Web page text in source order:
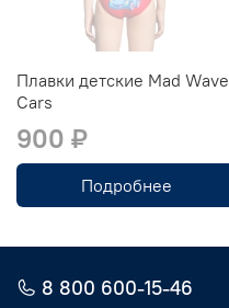
Плавки детские Mad Wave
Cars
900 ₽
Подробнее
8 800 600-15-46